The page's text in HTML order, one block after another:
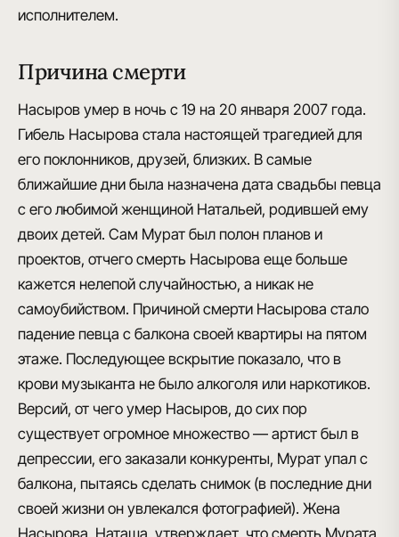
исполнителем.
Причина смерти
Насыров умер в ночь с 19 на 20 января 2007 года.
Гибель Насырова стала настоящей трагедией для
его поклонников, друзей, близких. В самые
ближайшие дни была назначена дата свадьбы певца
с его любимой женщиной Натальей, родившей ему
двоих детей. Сам Мурат был полон планов и
проектов, отчего смерть Насырова еще больше
кажется нелепой случайностью, а никак не
самоубийством. Причиной смерти Насырова стало
падение певца с балкона своей квартиры на пятом
этаже. Последующее вскрытие показало, что в
крови музыканта не было алкоголя или наркотиков.
Версий, от чего умер Насыров, до сих пор
существует огромное множество — артист был в
депрессии, его заказали конкуренты, Мурат упал с
балкона, пытаясь сделать снимок (в последние дни
своей жизни он увлекался фотографией). Жена
Насырова, Наташа, утверждает, что смерть Мурата